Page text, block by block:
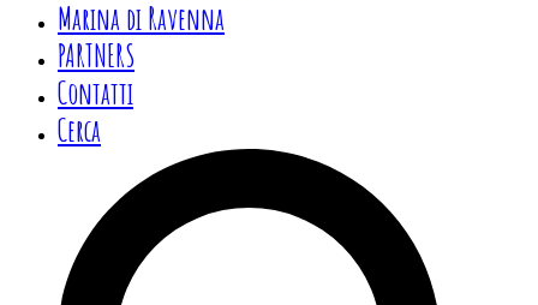
Marina di Ravenna
PARTNERS
Contatti
Cerca